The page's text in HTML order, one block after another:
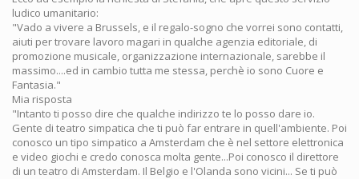
ludico umanitario:
"Vado a vivere a Brussels, e il regalo-sogno che vorrei sono contatti,
aiuti per trovare lavoro magari in qualche agenzia editoriale, di
promozione musicale, organizzazione internazionale, sarebbe il
massimo....ed in cambio tutta me stessa, perchè io sono Cuore e
Fantasia."
Mia risposta
"Intanto ti posso dire che qualche indirizzo te lo posso dare io.
Gente di teatro simpatica che ti può far entrare in quell'ambiente. Poi
conosco un tipo simpatico a Amsterdam che è nel settore elettronica
e video giochi e credo conosca molta gente...Poi conosco il direttore
di un teatro di Amsterdam. Il Belgio e l'Olanda sono vicini... Se ti può